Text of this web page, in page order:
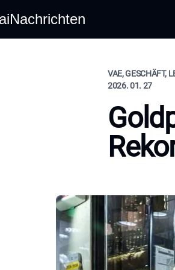
VAE, GESCHÄFT,
2026. 01. 27